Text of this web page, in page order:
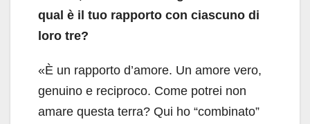
qual è il tuo rapporto con ciascuno di
loro tre?
«È un rapporto d’amore. Un amore vero,
genuino e reciproco. Come potrei non
amare questa terra? Qui ho “combinato”